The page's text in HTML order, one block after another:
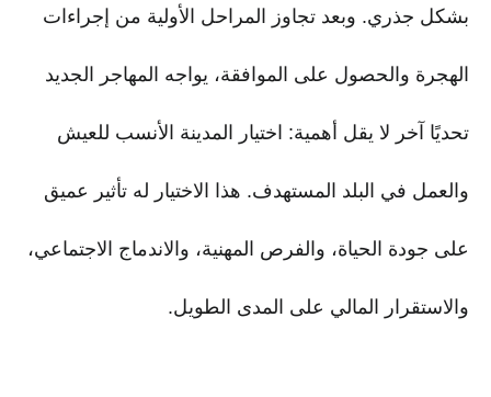
بشكل جذري. وبعد تجاوز المراحل الأولية من إجراءات
الهجرة والحصول على الموافقة، يواجه المهاجر الجديد
تحديًا آخر لا يقل أهمية: اختيار المدينة الأنسب للعيش
والعمل في البلد المستهدف. هذا الاختيار له تأثير عميق
على جودة الحياة، والفرص المهنية، والاندماج الاجتماعي،
والاستقرار المالي على المدى الطويل.